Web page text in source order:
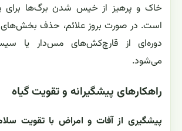
خاک و پرهیز از خیس شدن برگ‌ها برای
است. در صورت بروز علائم، حذف بخش‌های
دوره‌ای از قارچ‌کش‌های مس‌دار یا
می‌شود.
راهکارهای پیشگیرانه و تقویت گیاه
پیشگیری از آفات و امراض با تقویت